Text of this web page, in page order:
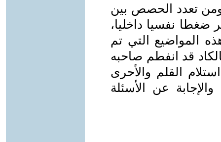
ومن تعدد الحصص بين
ضغطا نفسيا داخليا،
المواضيع التي تم
قد انفطم صاحبه
القلم والأحرى
عن الأسئلة